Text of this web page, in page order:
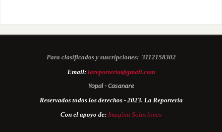
Para clasificados y suscripciones: 3112158302
Email: lareporteria@gmail.com
Yopal - Casanare
Reservados todos los derechos - 2023. La Reportería
Con el apoyo de: Imagina Soluciones